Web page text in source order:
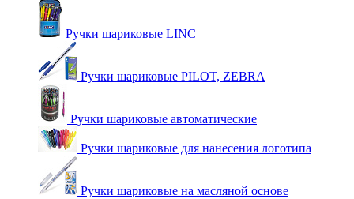
Ручки шариковые LINC
Ручки шариковые PILOT, ZEBRA
Ручки шариковые автоматические
Ручки шариковые для нанесения логотипа
Ручки шариковые на масляной основе